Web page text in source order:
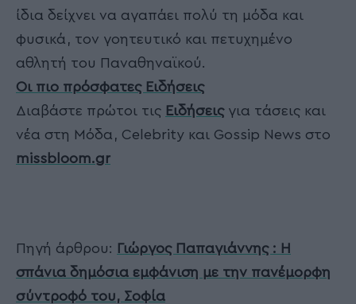
ίδια δείχνει να αγαπάει πολύ τη μόδα και
φυσικά, τον γοητευτικό και πετυχημένο
αθλητή του Παναθηναϊκού.
Οι πιο πρόσφατες Ειδήσεις
Διαβάστε πρώτοι τις Ειδήσειςγια τάσεις και
νέα στη Μόδα, Celebrity και Gossip News στο
missbloom.gr
Πηγή άρθρου:
Γιώργος Παπαγιάννης : Η
σπάνια δημόσια εμφάνιση με την πανέμορφη
σύντροφό του, Σοφία